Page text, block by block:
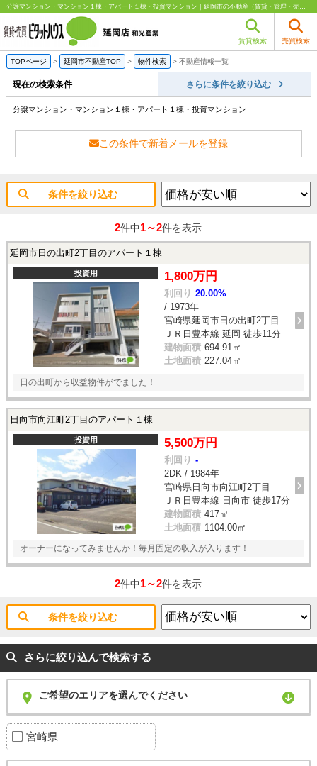
分譲マンション・マンション１棟・アパート１棟・投資マンション｜延岡市の不動産（賃貸・管理・売買・売却）はピタットハウス延岡店 和光産業
賃貸検索 売買検索
TOPページ > 延岡市不動産TOP > 物件検索 > 不動産情報一覧
現在の検索条件 さらに条件を絞り込む
分譲マンション・マンション１棟・アパート１棟・投資マンション
この条件で新着メールを登録
条件を絞り込む
2件中1～2件を表示
延岡市日の出町2丁目のアパート１棟
投資用 1,800万円
利回り 20.00%
/ 1973年
宮崎県延岡市日の出町2丁目
ＪＲ日豊本線 延岡 徒歩11分
建物面積 694.91㎡
土地面積 227.04㎡
日の出町から収益物件がでました！
日向市向江町2丁目のアパート１棟
投資用 5,500万円
利回り -
2DK / 1984年
宮崎県日向市向江町2丁目
ＪＲ日豊本線 日向市 徒歩17分
建物面積 417㎡
土地面積 1104.00㎡
オーナーになってみませんか！毎月固定の収入が入ります！
2件中1～2件を表示
条件を絞り込む
さらに絞り込んで検索する
ご希望のエリアを選んでください
宮崎県